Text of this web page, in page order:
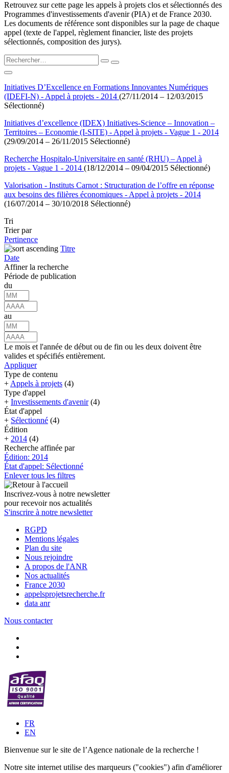
Retrouvez sur cette page les appels à projets clos et sélectionnés des
Programmes d'investissements d'avenir (PIA) et de France 2030.
Les documents de référence sont disponibles sur la page de chaque
appel (texte de l'appel, règlement financier, liste des projets
sélectionnés, composition des jurys).
Initiatives D’Excellence en Formations Innovantes Numériques
(IDEFI-N) - Appel à projets - 2014 (27/11/2014 – 12/03/2015
Sélectionné)
Initiatives d’excellence (IDEX) Initiatives-Science – Innovation –
Territoires – Economie (I-SITE) - Appel à projets - Vague 1 - 2014
(29/09/2014 – 26/11/2015 Sélectionné)
Recherche Hospitalo-Universitaire en santé (RHU) – Appel à
projets - Vague 1 - 2014 (18/12/2014 – 09/04/2015 Sélectionné)
Valorisation - Instituts Carnot : Structuration de l’offre en réponse
aux besoins des filières économiques - Appel à projets - 2014
(16/07/2014 – 30/10/2018 Sélectionné)
Tri
Trier par
Pertinence
Titre
Date
Affiner la recherche
Période de publication
du
au
Le mois et l'année de début ou de fin ou les deux doivent être
valides et spécifiés entièrement.
Appliquer
Type de contenu
+ Appels à projets (4)
Type d'appel
+ Investissements d'avenir (4)
État d'appel
+ Sélectionné (4)
Édition
+ 2014 (4)
Recherche affinée par
Édition: 2014
État d'appel: Sélectionné
Enlever tous les filtres
Inscrivez-vous à notre newsletter
pour recevoir nos actualités
S'inscrire à notre newsletter
RGPD
Mentions légales
Plan du site
Nous rejoindre
A propos de l'ANR
Nos actualités
France 2030
appelsprojetsrecherche.fr
data anr
Nous contacter
FR
EN
Bienvenue sur le site de l’Agence nationale de la recherche !
Notre site internet utilise des marqueurs ("cookies") afin d'améliorer